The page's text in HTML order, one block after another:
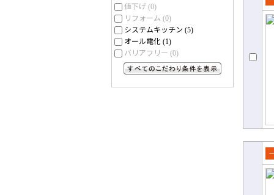
値下げ (0)
リフォーム (0)
システムキッチン (5)
オール電化 (1)
バリアフリー (0)
て
て